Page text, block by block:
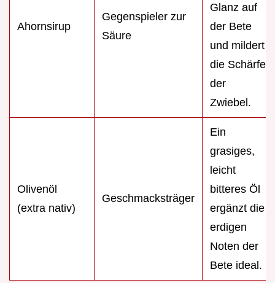
Ahornsirup
Gegenspieler zur
Säure
Glanz auf
der Bete
und mildert
die Schärfe
der
Zwiebel.
Olivenöl
(extra nativ)
Geschmacksträger
Ein
grasiges,
leicht
bitteres Öl
ergänzt die
erdigen
Noten der
Bete ideal.